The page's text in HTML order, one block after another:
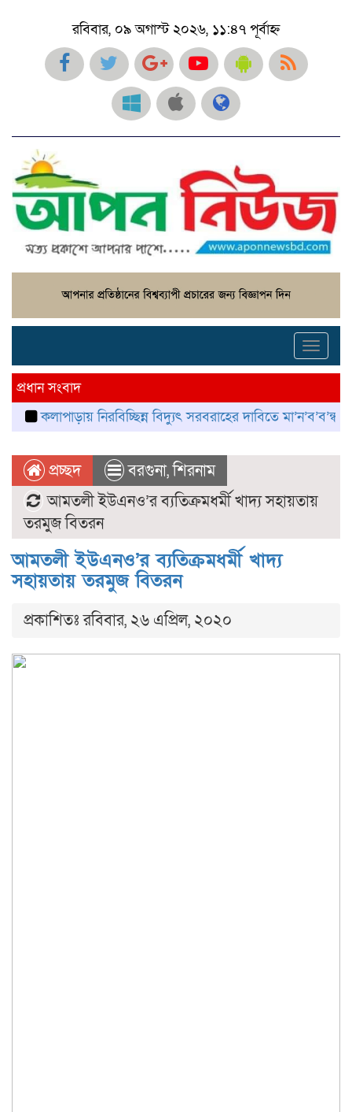
রবিবার, ০৯ অগাস্ট ২০২৬, ১১:৪৭ পূর্বাহ্ন
প্রধান সংবাদ
নিরবিচ্ছিন্ন বিদ্যুৎ সরবরাহের দাবিতে মা’ন’ব’ব’ন্ধ’ন
প্রচ্ছদ বরগুনা,শিরনাম
আমতলী ইউএনও’র ব্যতিক্রমধর্মী খাদ্য সহায়তায়
তরমুজ বিতরন
আমতলী ইউএনও’র ব্যতিক্রমধর্মী খাদ্য
সহায়তায় তরমুজ বিতরন
প্রকাশিতঃ রবিবার, ২৬ এপ্রিল, ২০২০